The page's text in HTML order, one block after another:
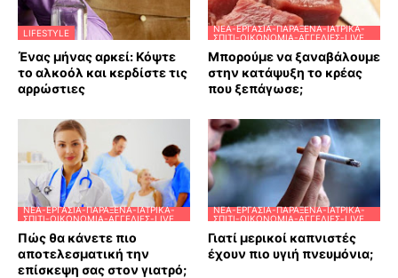
LIFESTYLE
Ένας μήνας αρκεί: Κόψτε
το αλκοόλ και κερδίστε τις
αρρώστιες
ΝΈΑ-ΕΡΓΑΣΊΑ-ΠΑΡΆΞΕΝΑ-ΙΑΤΡΙΚΆ-
ΣΠΊΤΙ-ΟΙΚΟΝΟΜΊΑ-ΑΓΓΕΛΊΕΣ-LIVE
Μπορούμε να ξαναβάλουμε
στην κατάψυξη το κρέας
που ξεπάγωσε;
ΝΈΑ-ΕΡΓΑΣΊΑ-ΠΑΡΆΞΕΝΑ-ΙΑΤΡΙΚΆ-
ΣΠΊΤΙ-ΟΙΚΟΝΟΜΊΑ-ΑΓΓΕΛΊΕΣ-LIVE
Πώς θα κάνετε πιο
αποτελεσματική την
επίσκεψη σας στον γιατρό;
ΝΈΑ-ΕΡΓΑΣΊΑ-ΠΑΡΆΞΕΝΑ-ΙΑΤΡΙΚΆ-
ΣΠΊΤΙ-ΟΙΚΟΝΟΜΊΑ-ΑΓΓΕΛΊΕΣ-LIVE
Γιατί μερικοί καπνιστές
έχουν πιο υγιή πνευμόνια;